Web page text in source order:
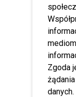
Zgoda
danych.